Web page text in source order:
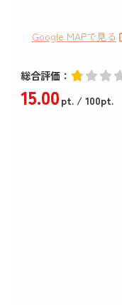
Google MAPで見る
総合評価：
15.00pt./ 100pt.